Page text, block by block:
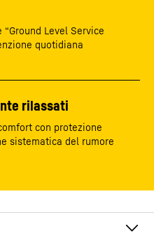
Level Service
quotidiana
rilassati
con protezione
sistematica del rumore